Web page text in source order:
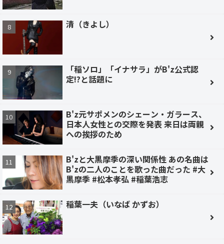
清（きよし）
「稲ソロ」「イナサラ」がB'z公式認
定!?と話題に
B'z元サポメンのシェーン・ガラース、
日本人女性との交際を発表 来日は両親
への挨拶のため
B'zと大黒摩季の深い関係性 あの名曲は
B'zの二人のことを歌った曲だった #大
黒摩季 #松本孝弘 #稲葉浩志
稲葉一夫（いなば かずお）